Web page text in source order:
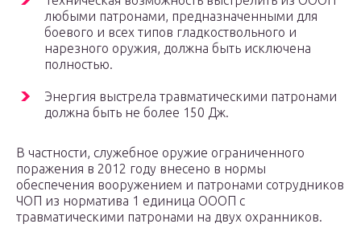
любыми патронами, предназначенными для
боевого и всех типов гладкоствольного и
нарезного оружия, должна быть исключена
полностью.
Энергия выстрела травматическими патронами
должна быть не более 150 Дж.
В частности, служебное оружие ограниченного
поражения в 2012 году внесено в нормы
обеспечения вооружением и патронами сотрудников
ЧОП из норматива 1 единица ОООП с
травматическими патронами на двух охранников.